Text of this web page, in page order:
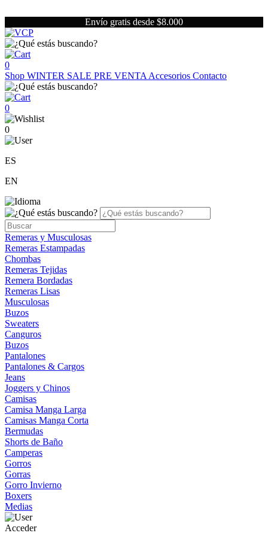
Envío gratis desde $8.000
0
Shop WINTER SALE PRE VENTA Accesorios Contacto
0
0
ES
EN
Remeras y Musculosas
Remeras Estampadas
Chombas
Remeras Tejidas
Remera Bordadas
Remeras Lisas
Musculosas
Buzos
Sweaters
Canguros
Buzos
Pantalones
Pantalones & Cargos
Jeans
Joggers y Chinos
Camisas
Camisa Manga Larga
Camisas Manga Corta
Bermudas
Shorts de Baño
Camperas
Gorros
Gorras
Gorro Invierno
Boxers
Medias
Acceder